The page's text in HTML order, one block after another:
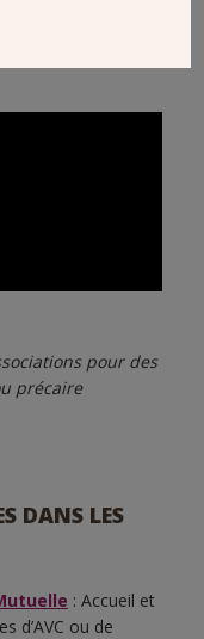
pour des
précaire
DANS LES
: Accueil et
d’AVC ou de